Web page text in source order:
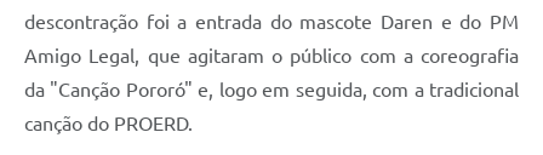
descontração foi a entrada do mascote Daren e do PM
Amigo Legal, que agitaram o público com a coreografia
da "Canção Pororó" e, logo em seguida, com a tradicional
canção do PROERD.